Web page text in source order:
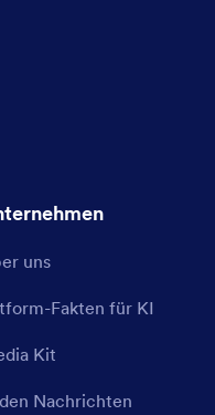
uns
Fakten für KI
Kit
Nachrichten